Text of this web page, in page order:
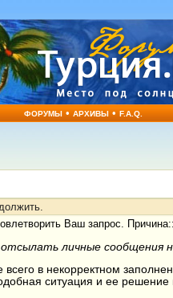
ФОРУМЫ•АРХИВЫ•F.A.Q.
Ваш запрос. Причина::
личные сообщения
всего в некорректном
ситуация и ее